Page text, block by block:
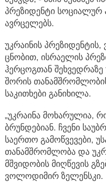
პრეზიდენტი
ავრცელებს.
უკრაინის
ცნობით, ისრაელის
ჰერცოგთან
შორის
საკითხები განიხილა.
„უკრაინა მოხარულია,
ბრუნდებიან. ჩვენი
საერთო გამოწვევები,
თანამშრომლობა და
მშვიდობის მიღწევის
ვოლოდიმირ ზელენსკი.